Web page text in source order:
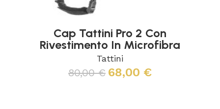
Cap Tattini Pro 2 Con
Rivestimento In Microfibra
Tattini
80,00€ 68,00 €